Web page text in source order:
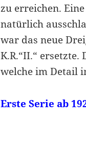
zu erreichen.
natürlich
war das neue
K.R.“II.“ ersetzte.
welche im Detail
Erste Serie ab